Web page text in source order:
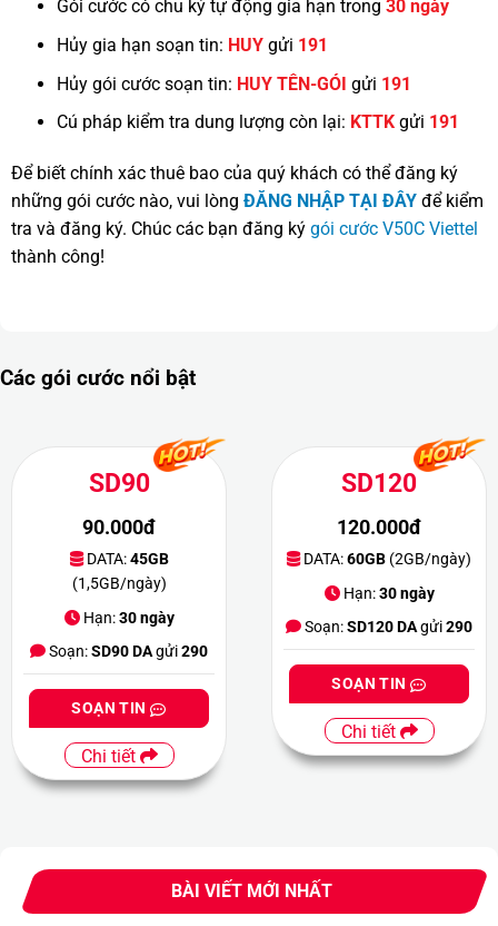
Gói cước có chu kỳ tự động gia hạn trong 30 ngày
Hủy gia hạn soạn tin: HUYgửi 191
Hủy gói cước soạn tin: HUY TÊN-GÓI gửi 191
Cú pháp kiểm tra dung lượng còn lại: KTTK gửi 191
Để biết chính xác thuê bao của quý khách có thể đăng ký
những gói cước nào, vui lòng ĐĂNG NHẬP TẠI ĐÂY để kiểm
tra và đăng ký. Chúc các bạn đăng ký gói cước V50C Viettel
thành công!
Các gói cước nổi bật
SD90
90.000đ
DATA:45GB
(1,5GB/ngày)
Hạn:30 ngày
Soạn:SD90 DAgửi290
SOẠN TIN
Chi tiết
SD120
120.000đ
DATA:60GB (2GB/ngày)
Hạn:30 ngày
Soạn:SD120 DAgửi290
SOẠN TIN
Chi tiết
BÀI VIẾT MỚI NHẤT